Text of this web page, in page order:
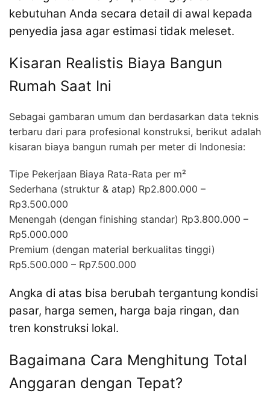
kebutuhan Anda secara detail di awal kepada
penyedia jasa agar estimasi tidak meleset.
Kisaran Realistis Biaya Bangun
Rumah Saat Ini
Sebagai gambaran umum dan berdasarkan data teknis
terbaru dari para profesional konstruksi, berikut adalah
kisaran biaya bangun rumah per meter di Indonesia:
Tipe Pekerjaan Biaya Rata-Rata per m²
Sederhana (struktur & atap) Rp2.800.000 –
Rp3.500.000
Menengah (dengan finishing standar) Rp3.800.000 –
Rp5.000.000
Premium (dengan material berkualitas tinggi)
Rp5.500.000 – Rp7.500.000
Angka di atas bisa berubah tergantung kondisi
pasar, harga semen, harga baja ringan, dan
tren konstruksi lokal.
Bagaimana Cara Menghitung Total
Anggaran dengan Tepat?